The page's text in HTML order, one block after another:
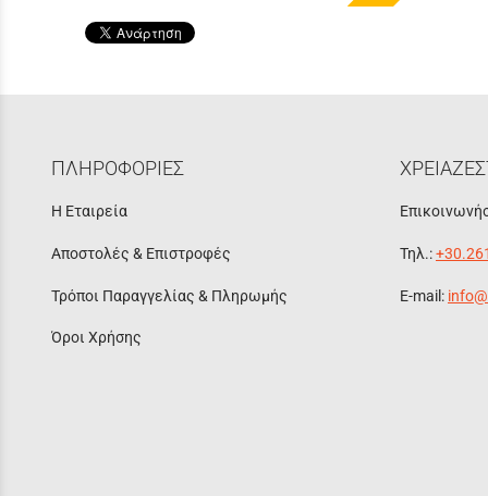
ΠΛΗΡΟΦΟΡΙΕΣ
Η Εταιρεία
Αποστολές & Επιστροφές
Τρόποι Παραγγελίας & Πληρωμής
Όροι Χρήσης
Τηλ.:
E-mail: